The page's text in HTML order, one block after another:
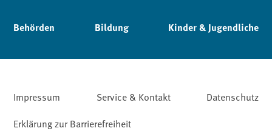
Behörden Bildung Kinder & Jugendliche
Impressum Service & Kontakt
Datenschutz
Erklärung zur Barrierefreiheit